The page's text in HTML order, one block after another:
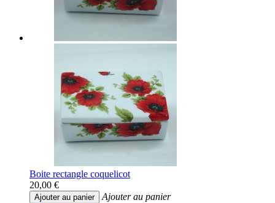
Boite rectangle coquelicot
20,00 €
Ajouter au panier
Ajouter au panier